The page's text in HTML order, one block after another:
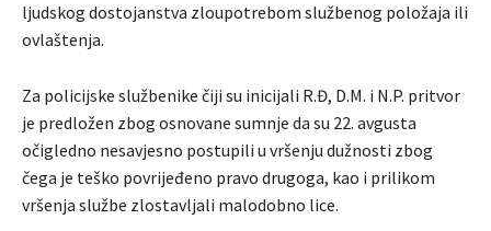
ljudskog dostojanstva zloupotrebom službenog položaja ili
ovlaštenja.
Za policijske službenike čiji su inicijali R.Đ, D.M. i N.P. pritvor
je predložen zbog osnovane sumnje da su 22. avgusta
očigledno nesavjesno postupili u vršenju dužnosti zbog
čega je teško povrijeđeno pravo drugoga, kao i prilikom
vršenja službe zlostavljali malodobno lice.